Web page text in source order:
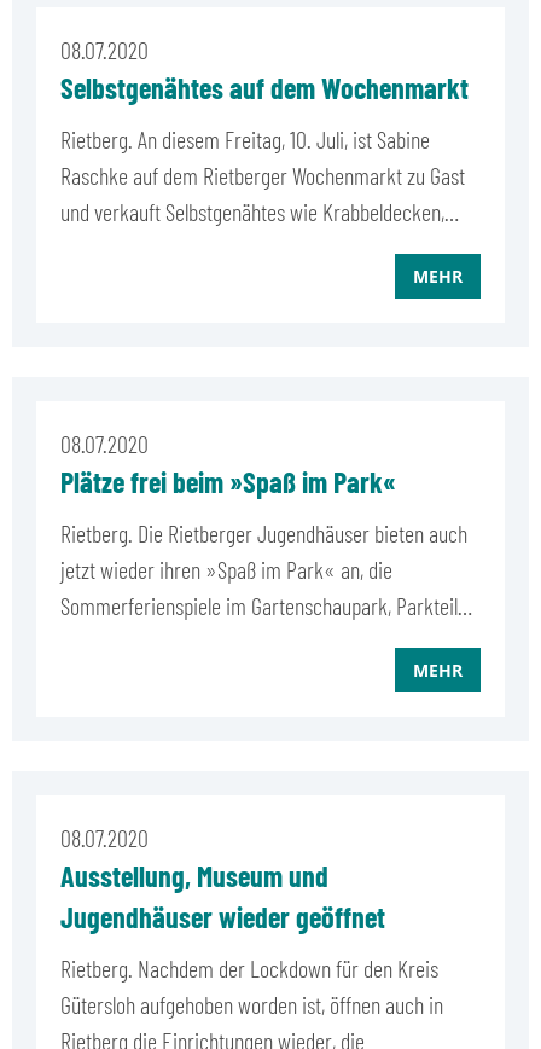
08.07.2020
Selbstgenähtes auf dem Wochenmarkt
Rietberg. An diesem Freitag, 10. Juli, ist Sabine
Raschke auf dem Rietberger Wochenmarkt zu Gast
und verkauft Selbstgenähtes wie Krabbeldecken,…
MEHR
08.07.2020
Plätze frei beim »Spaß im Park«
Rietberg. Die Rietberger Jugendhäuser bieten auch
jetzt wieder ihren »Spaß im Park« an, die
Sommerferienspiele im Gartenschaupark, Parkteil…
MEHR
08.07.2020
Ausstellung, Museum und
Jugendhäuser wieder geöffnet
Rietberg. Nachdem der Lockdown für den Kreis
Gütersloh aufgehoben worden ist, öffnen auch in
Rietberg die Einrichtungen wieder, die